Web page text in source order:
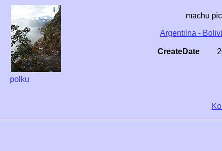
polku
machu
Argentiina -
CreateDate